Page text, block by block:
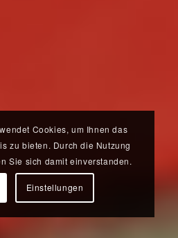
Cookies, um Ihnen das
zu bieten. Durch die Nutzung
Sie sich damit einverstanden.
Einstellungen